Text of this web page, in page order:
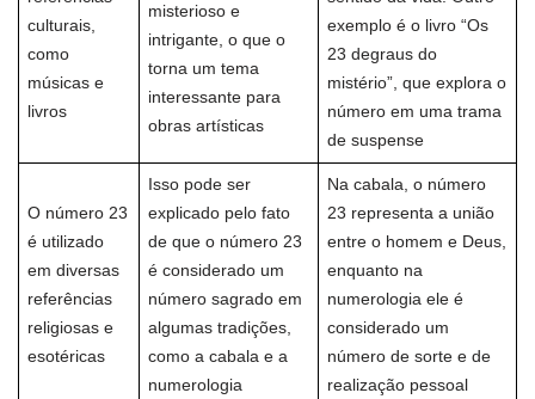
culturais,
como
músicas e
livros
misterioso e
intrigante, o que o
torna um tema
interessante para
obras artísticas
exemplo é o livro “Os
23 degraus do
mistério”, que explora o
número em uma trama
de suspense
O número 23
é utilizado
em diversas
referências
religiosas e
esotéricas
Isso pode ser
explicado pelo fato
de que o número 23
é considerado um
número sagrado em
algumas tradições,
como a cabala e a
numerologia
Na cabala, o número
23 representa a união
entre o homem e Deus,
enquanto na
numerologia ele é
considerado um
número de sorte e de
realização pessoal